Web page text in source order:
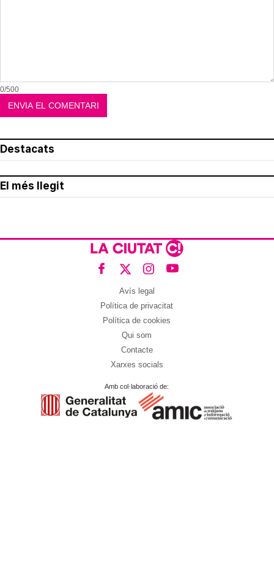
0/500
Destacats
El més llegit
Avís legal
Política de privacitat
Política de cookies
Qui som
Contacte
Xarxes socials
Amb col·laboració de: